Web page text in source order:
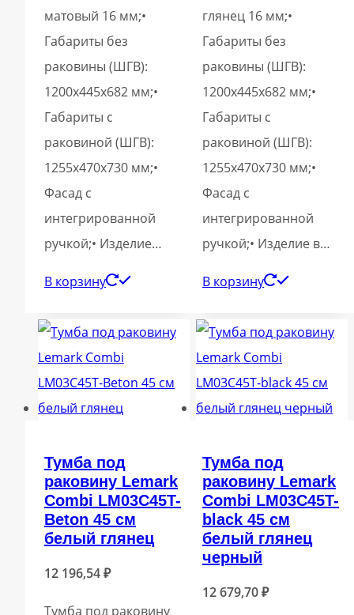
матовый 16 мм;•
Габариты без
раковины (ШГВ):
1200х445х682 мм;•
Габариты с
раковиной (ШГВ):
1255х470х730 мм;•
Фасад с
интегрированной
ручкой;• Изделие…
В корзину
глянец 16 мм;•
Габариты без
раковины (ШГВ):
1200х445х682 мм;•
Габариты с
раковиной (ШГВ):
1255х470х730 мм;•
Фасад с
интегрированной
ручкой;• Изделие в…
В корзину
Тумба под
раковину Lemark
Combi LM03C45T-
Beton 45 см
белый глянец
12 196,54₽
Тумба под раковину
Тумба под
раковину Lemark
Combi LM03C45T-
black 45 см
белый глянец
черный
12 679,70₽